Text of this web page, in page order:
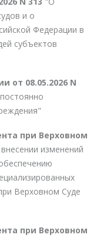
и о
Федерации в
субъектов
от 08.05.2026 N
при Верховном
изменений
Верховном Суде
при Верховном